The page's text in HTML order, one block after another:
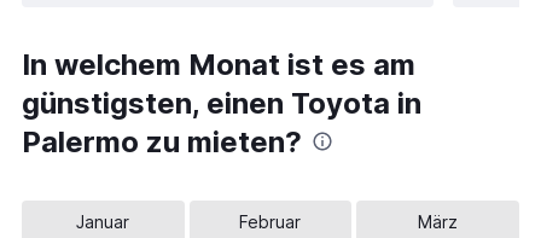
In welchem Monat ist es am
günstigsten, einen Toyota in
Palermo zu mieten?
Januar Februar März